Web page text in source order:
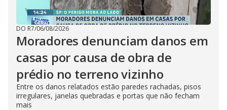
DO R7/06/08/2026
Moradores denunciam danos em
casas por causa de obra de
prédio no terreno vizinho
Entre os danos relatados estão paredes rachadas, pisos
irregulares, janelas quebradas e portas que não fecham
mais